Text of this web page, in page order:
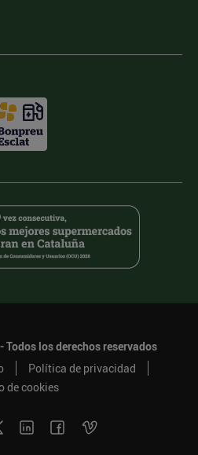
Todos los derechos reservados
Política de privacidad
de cookies